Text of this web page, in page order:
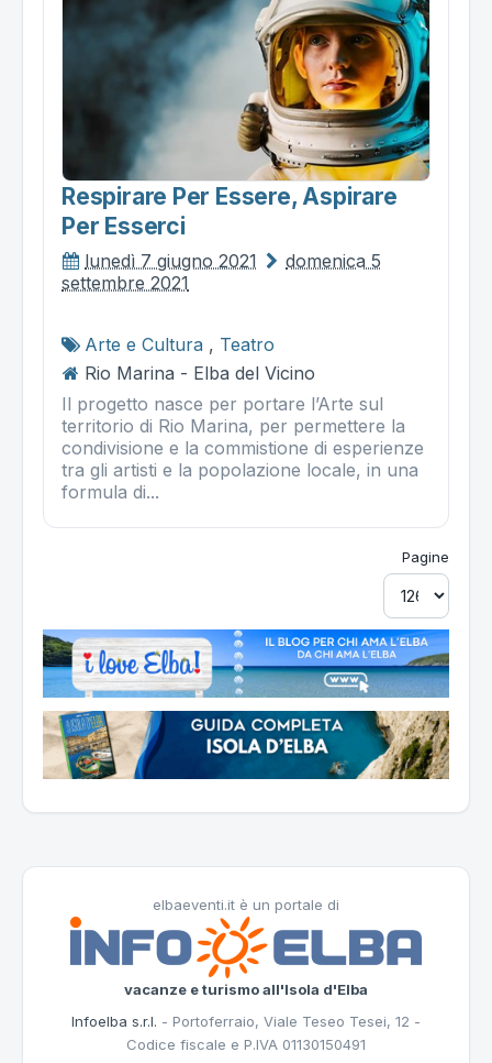
Respirare Per Essere, Aspirare
Per Esserci
lunedì 7 giugno 2021
domenica 5
settembre 2021
Arte e Cultura , Teatro
Rio Marina - Elba del Vicino
Il progetto nasce per portare l’Arte sul
territorio di Rio Marina, per permettere la
condivisione e la commistione di esperienze
tra gli artisti e la popolazione locale, in una
formula di...
Pagine
elbaeventi.it è un portale di
vacanze e turismo all'Isola d'Elba
Infoelba s.r.l. - Portoferraio, Viale Teseo Tesei, 12 -
Codice fiscale e P.IVA 01130150491